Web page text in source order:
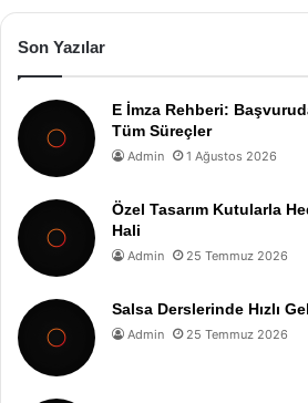
Son Yazılar
E İmza Rehberi:
Tüm Süreçler
Admin 1 Ağustos 2026
Özel Tasarım Kutularla
Hali
Admin 25 Temmuz 2026
Salsa Derslerinde Hızlı
Admin 25 Temmuz 2026